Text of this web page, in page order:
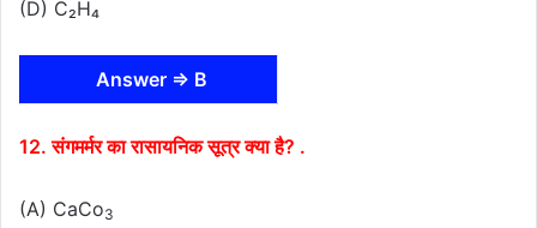
(D) C₂H₄
Answer ⇒ B
12. संगमर्मर का रासायनिक सूत्र क्या है? .
(A) CaCo3